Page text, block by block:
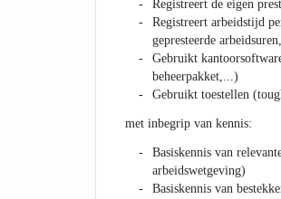
Registreert de eigen
Registreert arbeidstijd
gepresteerde
Gebruikt
beheerpakket,...)
Gebruikt toestellen
met inbegrip van kennis:
Basiskennis van
arbeidswetgeving)
Basiskennis van